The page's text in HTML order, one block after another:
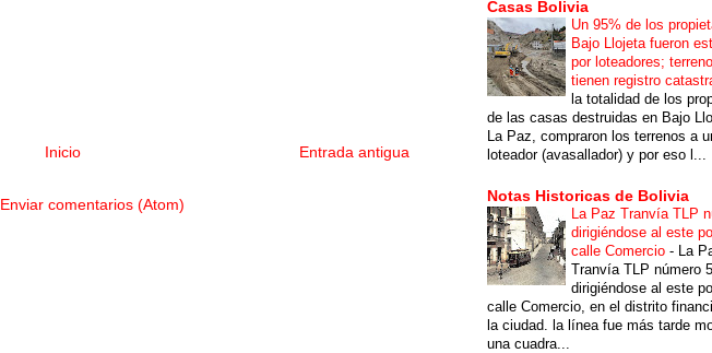
Entrada antigua
Inicio
Enviar comentarios (Atom)
Casas Bolivia
Un 95% de los
Bajo Llojeta fueron
por loteadores;
tienen registro
la totalidad de los
de las casas destruidas en Bajo
La Paz, compraron los terrenos a
loteador (avasallador) y por eso l...
Notas Historicas de Bolivia
La Paz Tranvía TLP
dirigiéndose al este
calle Comercio - La
Tranvía TLP número 5
dirigiéndose al este
calle Comercio, en el distrito
la ciudad. la línea fue más tarde
una cuadra...